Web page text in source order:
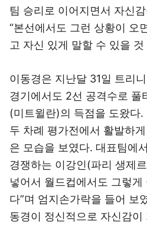
팀 승리로 이어지면서 자신
“본선에서도 그런 상황이 오
고 자신 있게 말할 수 있을 것
이동경은 지난달 31일 트리
경기에서도 2선 공격수로 풀
(미트윌란)의 득점을 도왔다.
두 차례 평가전에서 활발하
은 모습을 보였다. 대표팀에
경쟁하는 이강인(파리 생제
넣어서 월드컵에서도 그렇
다”며 엄지손가락을 들어 보
동경이 정신적으로 자신감